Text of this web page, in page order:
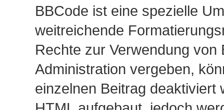
BBCode ist eine spezielle
weitreichende
Rechte zur Verwendung
Administration vergeben,
einzelnen Beitrag deaktiviert